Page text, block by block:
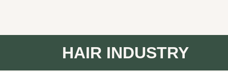
HAIR INDUSTRY